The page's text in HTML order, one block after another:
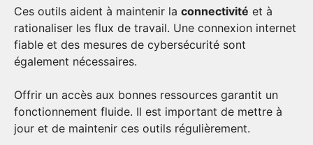
Ces outils aident à maintenir la connectivité et à
rationaliser les flux de travail. Une connexion internet
fiable et des mesures de cybersécurité sont
également nécessaires.
Offrir un accès aux bonnes ressources garantit un
fonctionnement fluide. Il est important de mettre à
jour et de maintenir ces outils régulièrement.